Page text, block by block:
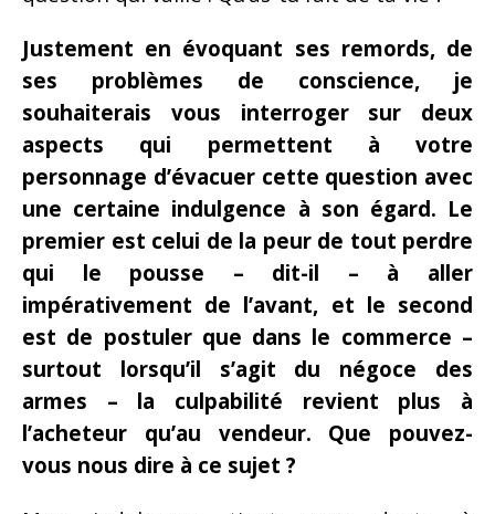
Justement en évoquant ses remords, de
ses problèmes de conscience, je
souhaiterais vous interroger sur deux
aspects qui permettent à votre
personnage d’évacuer cette question avec
une certaine indulgence à son égard. Le
premier est celui de la peur de tout perdre
qui le pousse – dit-il – à aller
impérativement de l’avant, et le second
est de postuler que dans le commerce –
surtout lorsqu’il s’agit du négoce des
armes – la culpabilité revient plus à
l’acheteur qu’au vendeur. Que pouvez-
vous nous dire à ce sujet ?